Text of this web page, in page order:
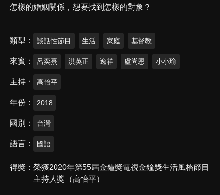
怎樣的婚姻關係，想要找到怎樣的對象？
類型 談話性節目 生活 家庭 基督教
來賓 呂奕熹 洪英正 逸祥 盧尚恩 小小瑜
主持 高怡平
年份 2018
國別 台灣
語言 國語
得獎
榮獲2020年第55屆金鐘獎電視金鐘獎生活風格節目
主持人獎（高怡平）